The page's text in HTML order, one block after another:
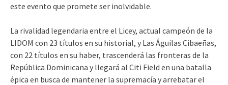
este evento que promete ser inolvidable.
La rivalidad legendaria entre el Licey, actual campeón de la
LIDOM con 23 títulos en su historial, y Las Águilas Cibaeñas,
con 22 títulos en su haber, trascenderá las fronteras de la
República Dominicana y llegará al Citi Field en una batalla
épica en busca de mantener la supremacía y arrebatar el